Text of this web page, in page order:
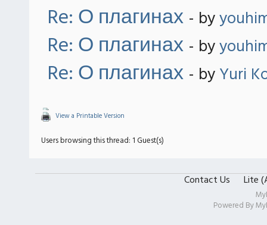
Re: О плагинах - by
Re: О плагинах - by
Re: О плагинах - byYuri
View a Printable Version
Users browsing this thread: 1 Guest(s)
Contact Us Lite
Powered By